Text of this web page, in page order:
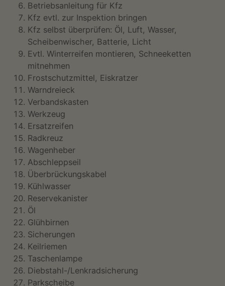
Betriebsanleitung für Kfz
Kfz evtl. zur Inspektion bringen
Kfz selbst überprüfen: Öl, Luft, Wasser,
Scheibenwischer, Batterie, Licht
Evtl. Winterreifen montieren, Schneeketten
mitnehmen
Frostschutzmittel, Eiskratzer
Warndreieck
Verbandskasten
Werkzeug
Ersatzreifen
Radkreuz
Wagenheber
Abschleppseil
Überbrückungskabel
Kühlwasser
Reservekanister
Öl
Glühbirnen
Sicherungen
Keilriemen
Taschenlampe
Diebstahl-/Lenkradsicherung
Parkscheibe